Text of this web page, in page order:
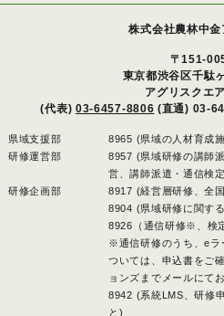
株式会社農林中
〒151-
東京都渋谷区千駄
アグリスクエ
(代表) 03-6457-8806 (直通) 03-
県域支援部
8965 (県域の人材育成
研修運営部
8957 (県域研修の講師
営、講師派遣・通信検
研修企画部
8917 (経営層研修、全
8904 (県域研修に関す
8926（通信研修※、検
※通信研修のうち、eラ
ついては、申込書をご
ョンズまでメールにて
8942 (系統LMS、研修
と)